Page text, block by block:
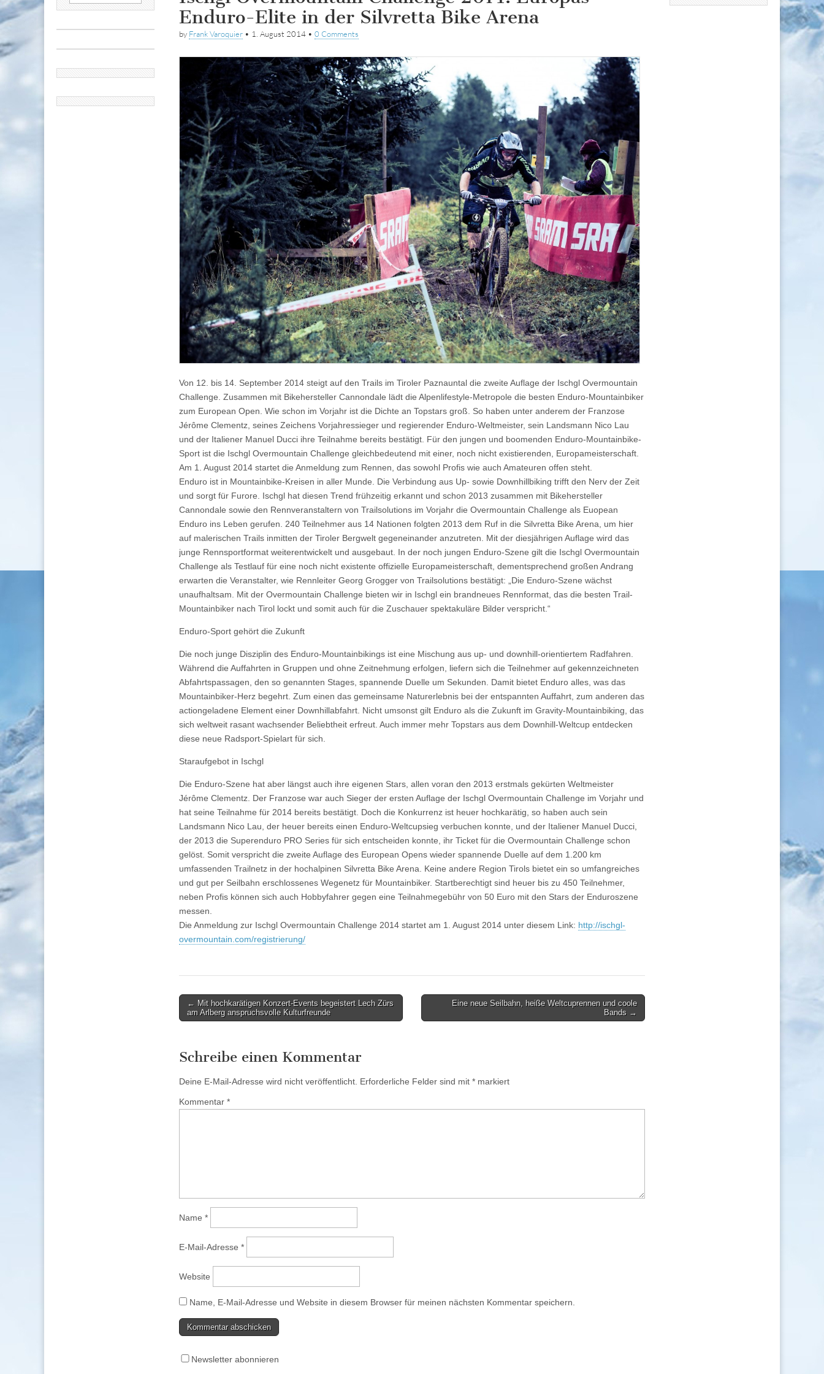
Enduro-Elite in der Silvretta Bike Arena
by Frank Varoquier• 1. August 2014• 0 Comments
Von 12. bis 14. September 2014 steigt auf den Trails im Tiroler Paznauntal die zweite Auflage der Ischgl Overmountain
Challenge. Zusammen mit Bikehersteller Cannondale lädt die Alpenlifestyle-Metropole die besten Enduro-Mountainbiker
zum European Open. Wie schon im Vorjahr ist die Dichte an Topstars groß. So haben unter anderem der Franzose
Jérôme Clementz, seines Zeichens Vorjahressieger und regierender Enduro-Weltmeister, sein Landsmann Nico Lau
und der Italiener Manuel Ducci ihre Teilnahme bereits bestätigt. Für den jungen und boomenden Enduro-Mountainbike-
Sport ist die Ischgl Overmountain Challenge gleichbedeutend mit einer, noch nicht existierenden, Europameisterschaft.
Am 1. August 2014 startet die Anmeldung zum Rennen, das sowohl Profis wie auch Amateuren offen steht.
Enduro ist in Mountainbike-Kreisen in aller Munde. Die Verbindung aus Up- sowie Downhillbiking trifft den Nerv der Zeit
und sorgt für Furore. Ischgl hat diesen Trend frühzeitig erkannt und schon 2013 zusammen mit Bikehersteller
Cannondale sowie den Rennveranstaltern von Trailsolutions im Vorjahr die Overmountain Challenge als Euopean
Enduro ins Leben gerufen. 240 Teilnehmer aus 14 Nationen folgten 2013 dem Ruf in die Silvretta Bike Arena, um hier
auf malerischen Trails inmitten der Tiroler Bergwelt gegeneinander anzutreten. Mit der diesjährigen Auflage wird das
junge Rennsportformat weiterentwickelt und ausgebaut. In der noch jungen Enduro-Szene gilt die Ischgl Overmountain
Challenge als Testlauf für eine noch nicht existente offizielle Europameisterschaft, dementsprechend großen Andrang
erwarten die Veranstalter, wie Rennleiter Georg Grogger von Trailsolutions bestätigt: „Die Enduro-Szene wächst
unaufhaltsam. Mit der Overmountain Challenge bieten wir in Ischgl ein brandneues Rennformat, das die besten Trail-
Mountainbiker nach Tirol lockt und somit auch für die Zuschauer spektakuläre Bilder verspricht.“
Enduro-Sport gehört die Zukunft
Die noch junge Disziplin des Enduro-Mountainbikings ist eine Mischung aus up- und downhill-orientiertem Radfahren.
Während die Auffahrten in Gruppen und ohne Zeitnehmung erfolgen, liefern sich die Teilnehmer auf gekennzeichneten
Abfahrtspassagen, den so genannten Stages, spannende Duelle um Sekunden. Damit bietet Enduro alles, was das
Mountainbiker-Herz begehrt. Zum einen das gemeinsame Naturerlebnis bei der entspannten Auffahrt, zum anderen das
actiongeladene Element einer Downhillabfahrt. Nicht umsonst gilt Enduro als die Zukunft im Gravity-Mountainbiking, das
sich weltweit rasant wachsender Beliebtheit erfreut. Auch immer mehr Topstars aus dem Downhill-Weltcup entdecken
diese neue Radsport-Spielart für sich.
Staraufgebot in Ischgl
Die Enduro-Szene hat aber längst auch ihre eigenen Stars, allen voran den 2013 erstmals gekürten Weltmeister
Jérôme Clementz. Der Franzose war auch Sieger der ersten Auflage der Ischgl Overmountain Challenge im Vorjahr und
hat seine Teilnahme für 2014 bereits bestätigt. Doch die Konkurrenz ist heuer hochkarätig, so haben auch sein
Landsmann Nico Lau, der heuer bereits einen Enduro-Weltcupsieg verbuchen konnte, und der Italiener Manuel Ducci,
der 2013 die Superenduro PRO Series für sich entscheiden konnte, ihr Ticket für die Overmountain Challenge schon
gelöst. Somit verspricht die zweite Auflage des European Opens wieder spannende Duelle auf dem 1.200 km
umfassenden Trailnetz in der hochalpinen Silvretta Bike Arena. Keine andere Region Tirols bietet ein so umfangreiches
und gut per Seilbahn erschlossenes Wegenetz für Mountainbiker. Startberechtigt sind heuer bis zu 450 Teilnehmer,
neben Profis können sich auch Hobbyfahrer gegen eine Teilnahmegebühr von 50 Euro mit den Stars der Enduroszene
messen.
Die Anmeldung zur Ischgl Overmountain Challenge 2014 startet am 1. August 2014 unter diesem Link: http://ischgl-
overmountain.com/registrierung/
Post
navigation
← Mit hochkarätigen Konzert-Events begeistert Lech Zürs
am Arlberg anspruchsvolle Kulturfreunde
Eine neue Seilbahn, heiße Weltcuprennen und coole
Bands →
Schreibe einen Kommentar
Deine E-Mail-Adresse wird nicht veröffentlicht. Erforderliche Felder sind mit *markiert
Kommentar *
Name *
E-Mail-Adresse *
Website
Name, E-Mail-Adresse und Website in diesem Browser für meinen nächsten Kommentar speichern.
Newsletter abonnieren
nach: